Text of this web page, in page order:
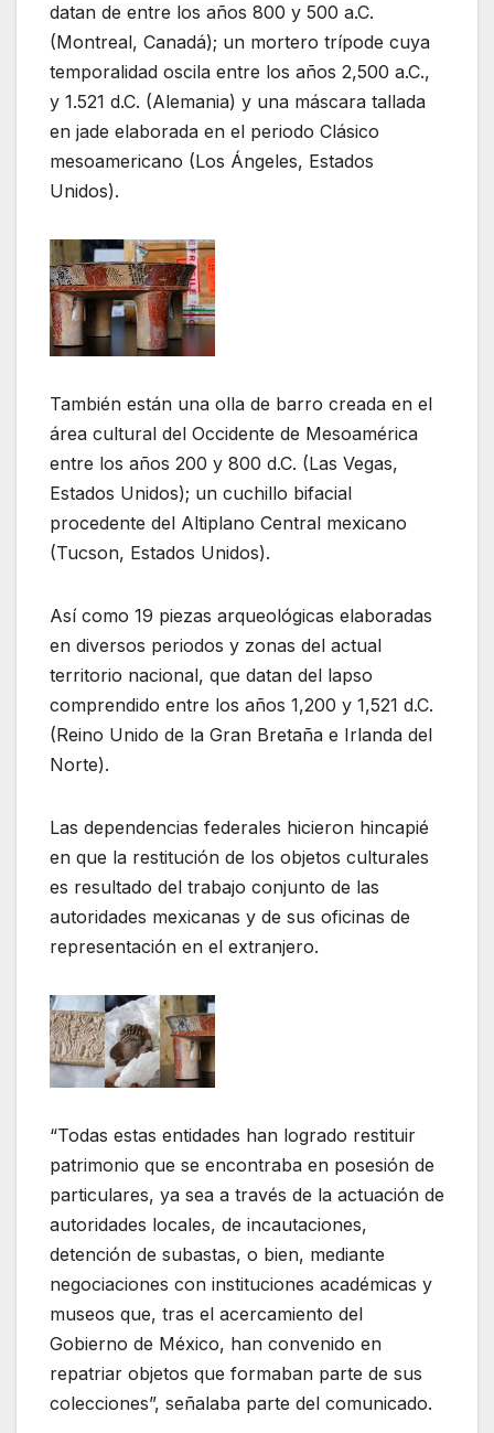
datan de entre los años 800 y 500 a.C.
(Montreal, Canadá); un mortero trípode cuya
temporalidad oscila entre los años 2,500 a.C.,
y 1.521 d.C. (Alemania) y una máscara tallada
en jade elaborada en el periodo Clásico
mesoamericano (Los Ángeles, Estados
Unidos).
También están una olla de barro creada en el
área cultural del Occidente de Mesoamérica
entre los años 200 y 800 d.C. (Las Vegas,
Estados Unidos); un cuchillo bifacial
procedente del Altiplano Central mexicano
(Tucson, Estados Unidos).
Así como 19 piezas arqueológicas elaboradas
en diversos periodos y zonas del actual
territorio nacional, que datan del lapso
comprendido entre los años 1,200 y 1,521 d.C.
(Reino Unido de la Gran Bretaña e Irlanda del
Norte).
Las dependencias federales hicieron hincapié
en que la restitución de los objetos culturales
es resultado del trabajo conjunto de las
autoridades mexicanas y de sus oficinas de
representación en el extranjero.
“Todas estas entidades han logrado restituir
patrimonio que se encontraba en posesión de
particulares, ya sea a través de la actuación de
autoridades locales, de incautaciones,
detención de subastas, o bien, mediante
negociaciones con instituciones académicas y
museos que, tras el acercamiento del
Gobierno de México, han convenido en
repatriar objetos que formaban parte de sus
colecciones”, señalaba parte del comunicado.